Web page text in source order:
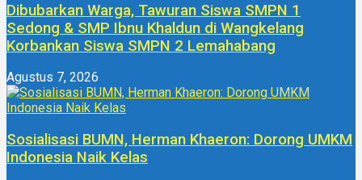
Dibubarkan Warga, Tawuran Siswa SMPN 1
Sedong & SMP Ibnu Khaldun di Wangkelang
Korbankan Siswa SMPN 2 Lemahabang
Agustus 7, 2026
Sosialisasi BUMN, Herman Khaeron: Dorong UMKM
Indonesia Naik Kelas